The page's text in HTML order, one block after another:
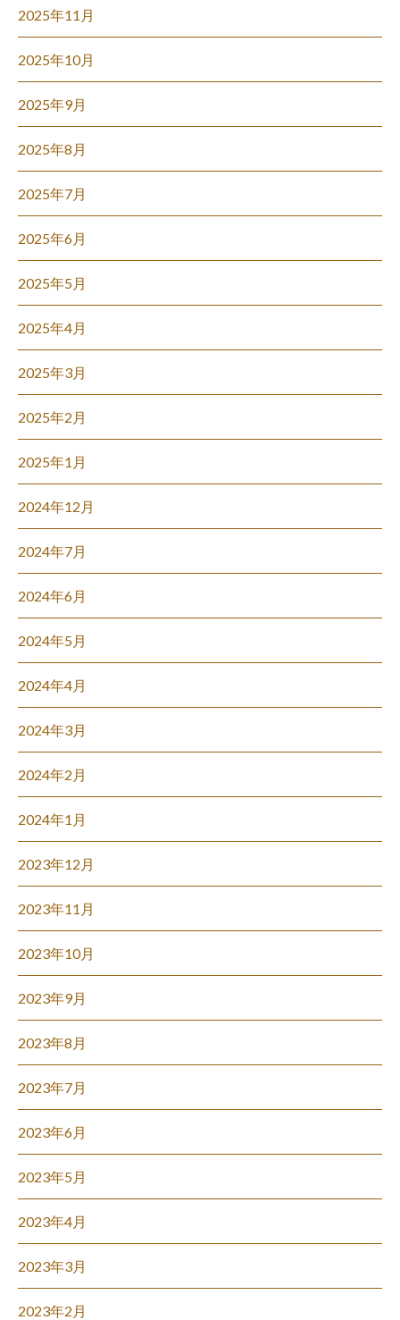
2025年11月
2025年10月
2025年9月
2025年8月
2025年7月
2025年6月
2025年5月
2025年4月
2025年3月
2025年2月
2025年1月
2024年12月
2024年7月
2024年6月
2024年5月
2024年4月
2024年3月
2024年2月
2024年1月
2023年12月
2023年11月
2023年10月
2023年9月
2023年8月
2023年7月
2023年6月
2023年5月
2023年4月
2023年3月
2023年2月